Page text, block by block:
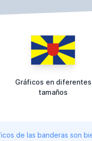
Gráficos en diferentes
tamaños
de las banderas son